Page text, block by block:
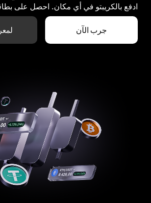
ادفع بالكريبتو في أي مكان. احصل على بطاقتك
جرب الآن